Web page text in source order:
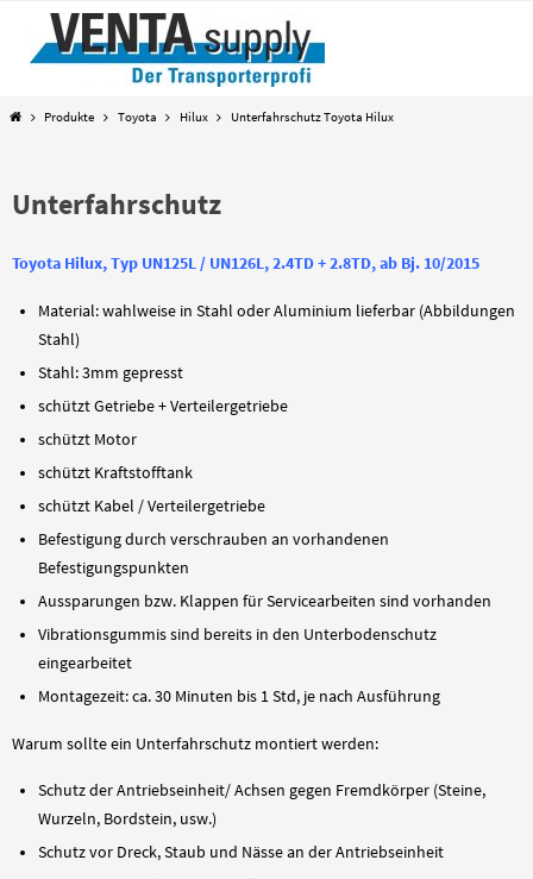
springen
StartProdukte Toyota Hilux Unterfahrschutz Toyota Hilux
Unterfahrschutz
Toyota Hilux, Typ UN125L / UN126L, 2.4TD + 2.8TD, ab Bj. 10/2015
Material: wahlweise in Stahl oder Aluminium lieferbar (Abbildungen
Stahl)
Stahl: 3mm gepresst
schützt Getriebe + Verteilergetriebe
schützt Motor
schützt Kraftstofftank
schützt Kabel / Verteilergetriebe
Befestigung durch verschrauben an vorhandenen
Befestigungspunkten
Aussparungen bzw. Klappen für Servicearbeiten sind vorhanden
Vibrationsgummis sind bereits in den Unterbodenschutz
eingearbeitet
Montagezeit: ca. 30 Minuten bis 1 Std, je nach Ausführung
Warum sollte ein Unterfahrschutz montiert werden:
Schutz der Antriebseinheit/ Achsen gegen Fremdkörper (Steine,
Wurzeln, Bordstein, usw.)
Schutz vor Dreck, Staub und Nässe an der Antriebseinheit